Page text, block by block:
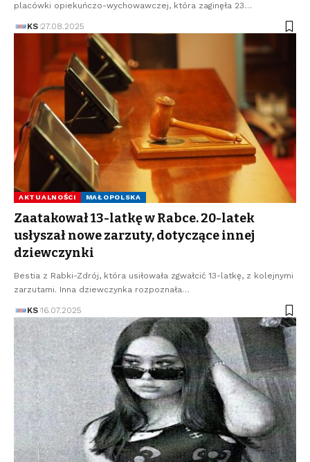
placówki opiekuńczo-wychowawczej, która zaginęła 23…
KS 27.08.2025
AKTUALNOŚCI MAŁOPOLSKA
Zaatakował 13-latkę w Rabce. 20-latek
usłyszał nowe zarzuty, dotyczące innej
dziewczynki
Bestia z Rabki-Zdrój, która usiłowała zgwałcić 13-latkę, z kolejnymi
zarzutami. Inna dziewczynka rozpoznała…
KS 16.07.2025